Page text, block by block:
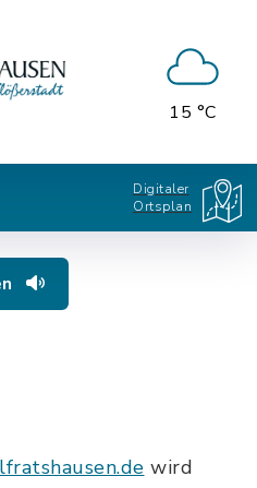
15 °C
Digitaler
Ortsplan
wird